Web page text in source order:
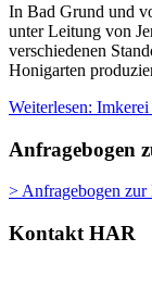
In Bad Grund und
unter Leitung von
verschiedenen
Honigarten
Weiterlesen:
Anfragebogen
> Anfragebogen zur
Kontakt HAR